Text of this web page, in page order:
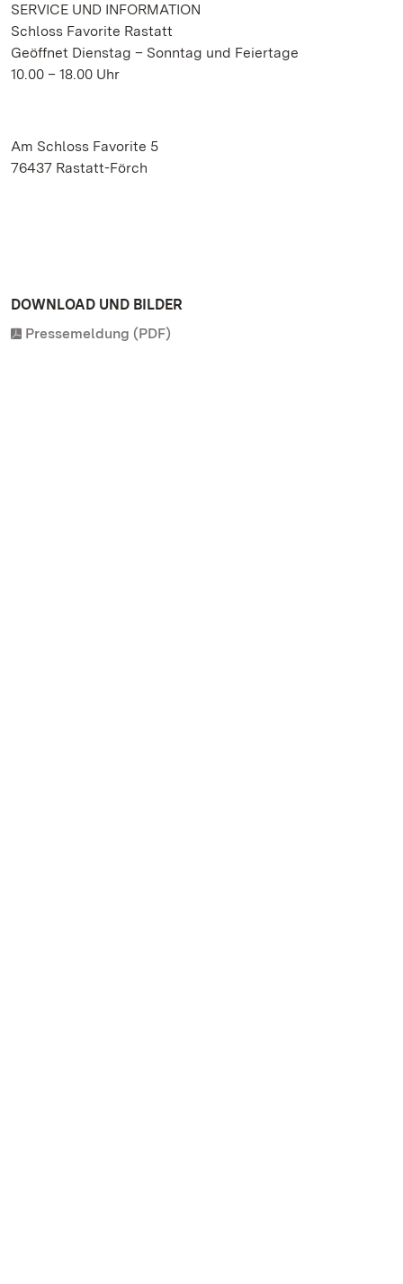
SERVICE UND INFORMATION
Schloss Favorite Rastatt
Geöffnet Dienstag – Sonntag und Feiertage
10.00 – 18.00 Uhr
Am Schloss Favorite 5
76437 Rastatt-Förch
DOWNLOAD UND BILDER
Pressemeldung (PDF)